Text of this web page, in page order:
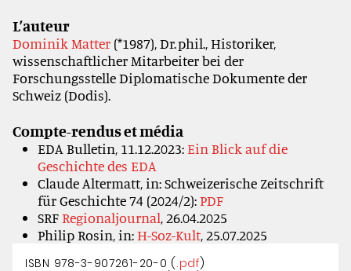
L’auteur
Dominik Matter (*1987), Dr. phil., Historiker,
wissenschaftlicher Mitarbeiter bei der
Forschungsstelle Diplomatische Dokumente der
Schweiz (Dodis).
Compte-rendus et média
EDA Bulletin, 11.12.2023:Ein Blick auf die
Geschichte des EDA
Claude Altermatt, in: Schweizerische Zeitschrift
für Geschichte 74 (2024/2):PDF
SRFRegionaljournal, 26.04.2025
Philip Rosin, in:H-Soz-Kult, 25.07.2025
ISBN 978-3-907261-20-0 ( .pdf)